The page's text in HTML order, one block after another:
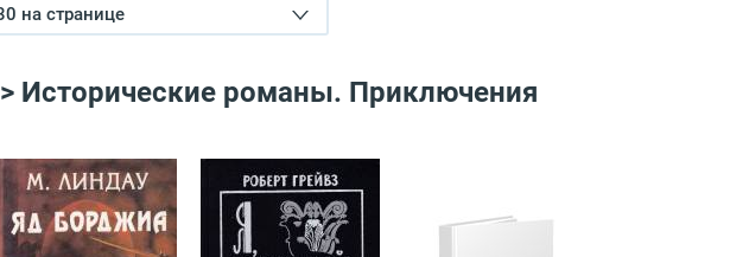
на странице
Исторические романы. Приключения